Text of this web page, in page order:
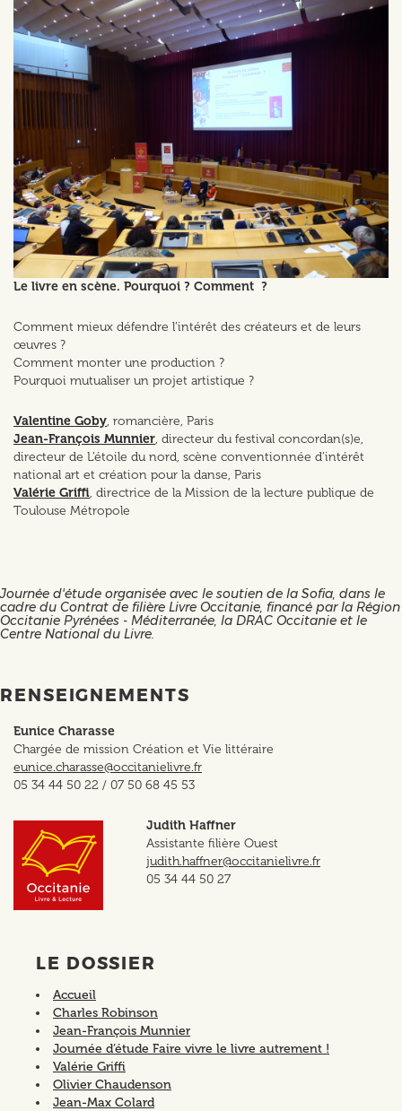
Le livre en scène. Pourquoi ? Comment ?
Comment mieux défendre l’intérêt des créateurs et de leurs
œuvres ?
Comment monter une production ?
Pourquoi mutualiser un projet artistique ?
Valentine Goby, romancière, Paris
Jean-François Munnier, directeur du festival concordan(s)e,
directeur de L’étoile du nord, scène conventionnée d’intérêt
national art et création pour la danse, Paris
Valérie Griffi, directrice de la Mission de la lecture publique de
Toulouse Métropole
Journée d'étude organisée avec le soutien de la Sofia, dans le
cadre du Contrat de filière Livre Occitanie, financé par la Région
Occitanie Pyrénées - Méditerranée, la DRAC Occitanie et le
Centre National du Livre.
RENSEIGNEMENTS
Eunice Charasse
Chargée de mission Création et Vie littéraire
eunice.charasse@occitanielivre.fr
05 34 44 50 22 / 07 50 68 45 53
Judith Haffner
Assistante filière Ouest
judith.haffner@occitanielivre.fr
05 34 44 50 27
LE DOSSIER
Accueil
Charles Robinson
Jean-François Munnier
Journée d’étude Faire vivre le livre autrement !
Valérie Griffi
Olivier Chaudenson
Jean-Max Colard